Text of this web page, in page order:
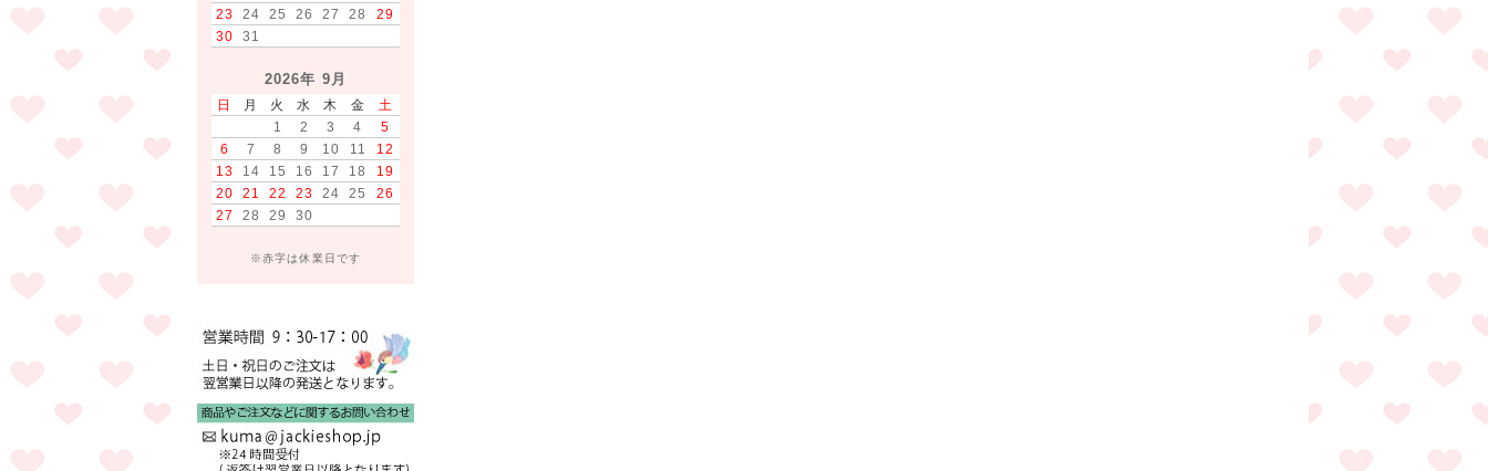
23
24 25 26 27 28
29
30
31
2026年 9月
日 月 火 水 木 金
土
1
2 3 4
5
6
7 8 9 10 11
12
13
14 15 16 17 18
19
20
21 22 23 24 25
26
27
28 29 30
※赤字は休業日です